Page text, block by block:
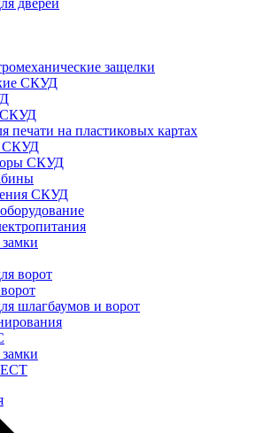
дверей
защелки
СКУД
СКУД
печати на пластиковых картах
СКУД
СКУД
СКУД
ворот
шлагбаумов и ворот